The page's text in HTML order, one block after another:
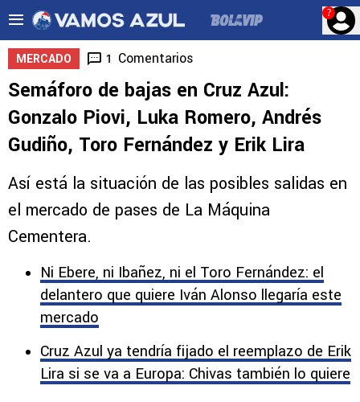
?
MERCADO 1 Comentarios
Semáforo de bajas en Cruz Azul:
Gonzalo Piovi, Luka Romero, Andrés
Gudiño, Toro Fernández y Erik Lira
Así está la situación de las posibles salidas en
el mercado de pases de La Máquina
Cementera.
Ni Ebere, ni Ibañez, ni el Toro Fernández: el
delantero que quiere Iván Alonso llegaría este
mercado
Cruz Azul ya tendría fijado el reemplazo de Erik
Lira si se va a Europa: Chivas también lo quiere